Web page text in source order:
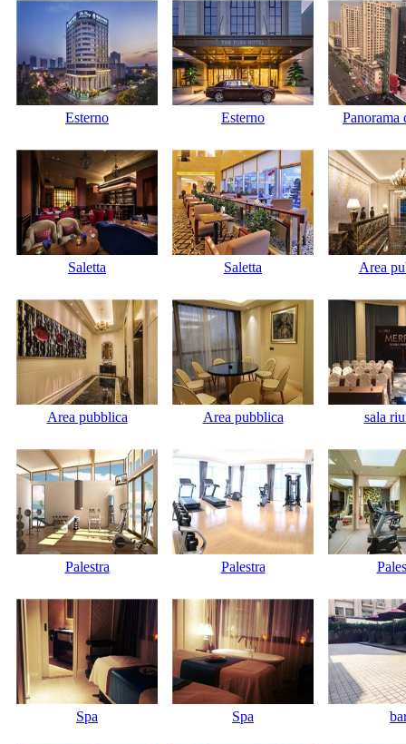
Esterno Esterno Panorama
Saletta Saletta Area
Area pubblica Area pubblica sala
Palestra Palestra
Spa Spa